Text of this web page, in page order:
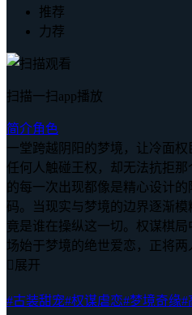
推荐
力荐
扫描一扫app播放
简介角色
一堂跨越阴阳的梦境，让冷面
任何人触碰王权，却无法抗拒
的每一次出现都像是精心设计
码。当现实与梦境的边界逐渐
竟是谁在操纵这一切。权谋棋
场始于梦境的绝世爱恋，正将两
 展开
#古装甜宠#权谋虐恋#梦境奇缘#